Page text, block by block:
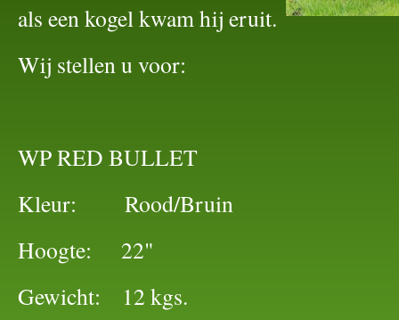
als een kogel kwam hij eruit.
Wij stellen u voor:
WP RED BULLET
Kleur: Rood/Bruin
Hoogte: 22"
Gewicht: 12 kgs.